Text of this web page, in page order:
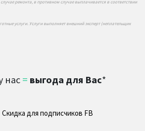
ремонта, в противном случае выплачивается в соответствии
услуги. Услуги выполняет внешний эксперт (неплательщик
нас = выгода для Вас*
Скидка для подписчиков FB